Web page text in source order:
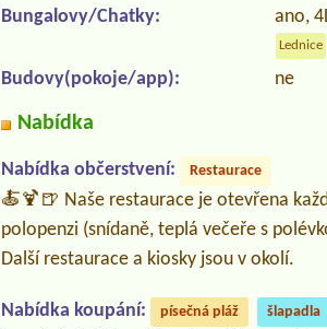
Bungalovy/Chatky:
ano,
Lednice
Budovy(pokoje/app): ne
Nabídka
Nabídka občerstvení: Restaurace
🍝🍹🍺 Naše restaurace je otevřena
polopenzi (snídaně, teplá večeře s
Další restaurace a kiosky jsou v okolí.
Nabídka koupání: písečná pláž šlapadla